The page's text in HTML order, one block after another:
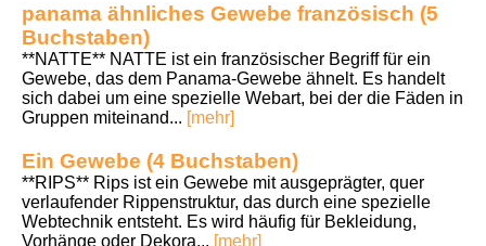
panama ähnliches Gewebe französisch (5
Buchstaben)
**NATTE** NATTE ist ein französischer Begriff für ein
Gewebe, das dem Panama-Gewebe ähnelt. Es handelt
sich dabei um eine spezielle Webart, bei der die Fäden in
Gruppen miteinand... [mehr]
Ein Gewebe (4 Buchstaben)
**RIPS** Rips ist ein Gewebe mit ausgeprägter, quer
verlaufender Rippenstruktur, das durch eine spezielle
Webtechnik entsteht. Es wird häufig für Bekleidung,
Vorhänge oder Dekora... [mehr]